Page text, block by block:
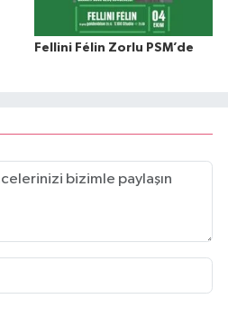
Fellini Félin Zorlu PSM’de